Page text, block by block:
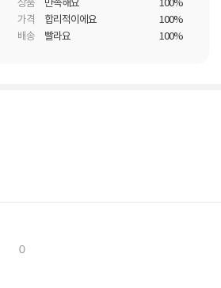
상품 만족해요
100%
가격
합리적이에요
100%
배송
빨라요 100%
0